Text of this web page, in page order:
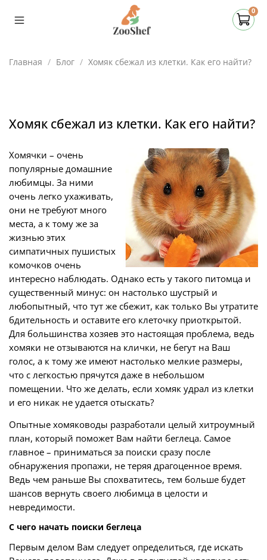
0
Главная Блог Хомяк сбежал из клетки. Как его найти?
Хомяк сбежал из клетки. Как его найти?
Хомячки – очень
популярные домашние
любимцы. За ними
очень легко ухаживать,
они не требуют много
места, а к тому же за
жизнью этих
симпатичных пушистых
комочков очень
интересно наблюдать. Однако есть у такого питомца и
существенный минус: он настолько шустрый и
любопытный, что тут же сбежит, как только Вы утратите
бдительность и оставите его клеточку приоткрытой.
Для большинства хозяев это настоящая проблема, ведь
хомяки не отзываются на клички, не бегут на Ваш
голос, а к тому же имеют настолько мелкие размеры,
что с легкостью прячутся даже в небольшом
помещении. Что же делать, если хомяк удрал из клетки
и его никак не удается отыскать?
Опытные хомяководы разработали целый хитроумный
план, который поможет Вам найти беглеца. Самое
главное – приниматься за поиски сразу после
обнаружения пропажи, не теряя драгоценное время.
Ведь чем раньше Вы спохватитесь, тем больше будет
шансов вернуть своего любимца в целости и
невредимости.
С чего начать поиски беглеца
Первым делом Вам следует определиться, где искать